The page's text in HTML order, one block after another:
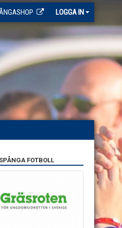
LOGGA IN
FOTBOLL